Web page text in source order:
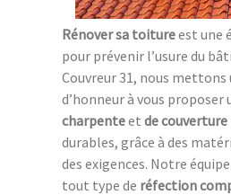
Rénover sa toitureest une
pour prévenir l’usure du
Couvreur 31, nous
d’honneur à vous proposer
charpenteet de couverture
durables, grâce à des
des exigences. Notre
tout type de réfection